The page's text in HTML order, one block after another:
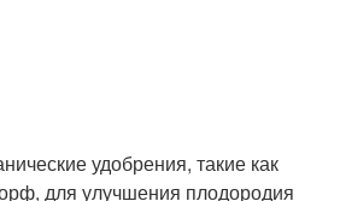
удобрения, такие как
для улучшения плодородия